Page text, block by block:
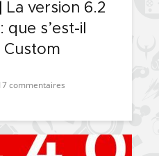
La version 6.2
s’est-il
Custom
commentaires